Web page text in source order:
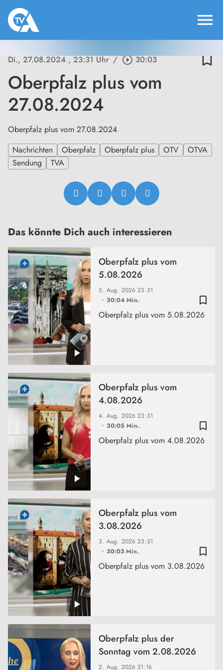
menu
Di., 27.08.2024, 23:31 Uhr / play_circle_outline30:03 bookmark_border
Oberpfalz plus vom
27.08.2024
Oberpfalz plus vom 27.08.2024
Nachrichten
Oberpfalz Oberpfalz plus OTV
OTVA
Sendung
TVA
Das könnte Dich auch interessieren
bookmark_border
5. Aug. 202623:31
30:04 Min.
Oberpfalz plus vom
5.08.2026
Oberpfalz plus vom 5.08.2026
bookmark_border
4. Aug. 202623:31
30:05 Min.
Oberpfalz plus vom
4.08.2026
Oberpfalz plus vom 4.08.2026
bookmark_border
3. Aug. 202623:31
30:03 Min.
Oberpfalz plus vom
3.08.2026
Oberpfalz plus vom 3.08.2026
2. Aug. 202621:16
Oberpfalz plus der
Sonntag vom 2.08.2026